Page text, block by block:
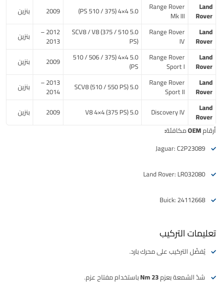
Land
Rover
Range Rover
Mk III
5.0 4×4 (375 / 510 PS)
2009
بنزين
Land
Rover
Range Rover
IV
5.0 SCV8 / V8 (375 / 510
PS)
2012 –
2013
بنزين
Land
Rover
Range Rover
Sport I
5.0 4×4 (375 / 506 / 510
PS)
2009
بنزين
Land
Rover
Range Rover
Sport II
5.0 SCV8 (510 / 550 PS)
2013 –
2014
بنزين
Land
Rover
Discovery IV
5.0 V8 4×4 (375 PS)
2009
بنزين
أرقام OEM مكافئة:
Jaguar: C2P23089
Land Rover: LR032080
Buick: 24112668
تعليمات التركيب
يُفضّل التركيب علىمحرك بارد.
شدّ الشمعة بعزم23 Nm باستخدام مفتاح عزم.